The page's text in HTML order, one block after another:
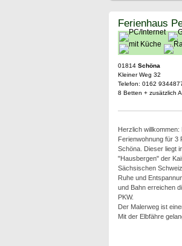
Ferienhaus
01814 Schöna
Kleiner Weg 32
Telefon: 0162
8 Betten + zusätzlich
Herzlich
Ferienwohnung für 3
Schöna. Dieser liegt
"Hausbergen" der
Sächsischen
Ruhe und
und Bahn erreichen
PKW.
Der Malerweg ist
Mit der Elbfähre